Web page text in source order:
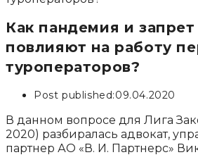
Как пандемия и
повлияют на работу
туроператоров?
Post published:09.04.2020
В данном вопросе для Лига
2020) разбиралась адвокат,
партнер АО «В. И. Партнерс»